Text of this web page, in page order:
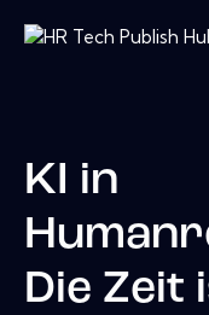
KI in
Die Zeit